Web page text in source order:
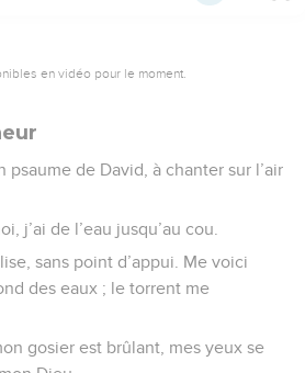
en vidéo pour le moment.
de David, à chanter sur l’air
j’ai de l’eau jusqu’au cou.
sans point d’appui. Me voici
des eaux ; le torrent me
gosier est brûlant, mes yeux se